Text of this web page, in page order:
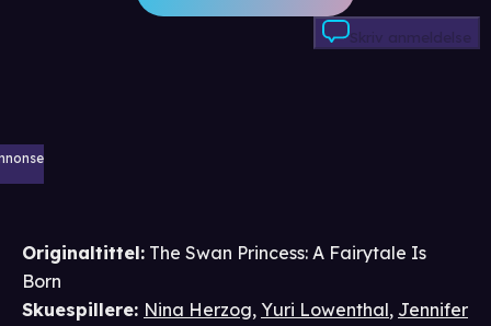
Skriv anmeldelse
Originaltittel: The Swan Princess: A Fairytale Is
Born
Skuespillere: Nina Herzog, Yuri Lowenthal, Jennifer